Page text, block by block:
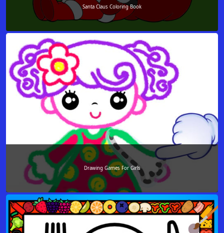
Santa Claus Coloring Book
Drawing Games For Girls